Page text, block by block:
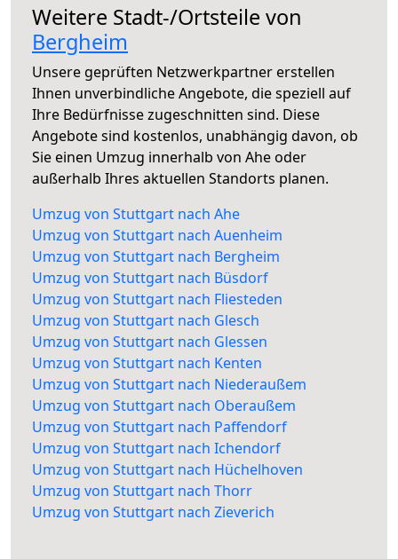
Weitere Stadt-/Ortsteile von
Bergheim
Unsere geprüften Netzwerkpartner erstellen
Ihnen unverbindliche Angebote, die speziell auf
Ihre Bedürfnisse zugeschnitten sind. Diese
Angebote sind kostenlos, unabhängig davon, ob
Sie einen Umzug innerhalb von Ahe oder
außerhalb Ihres aktuellen Standorts planen.
Umzug von Stuttgart nach Ahe
Umzug von Stuttgart nach Auenheim
Umzug von Stuttgart nach Bergheim
Umzug von Stuttgart nach Büsdorf
Umzug von Stuttgart nach Fliesteden
Umzug von Stuttgart nach Glesch
Umzug von Stuttgart nach Glessen
Umzug von Stuttgart nach Kenten
Umzug von Stuttgart nach Niederaußem
Umzug von Stuttgart nach Oberaußem
Umzug von Stuttgart nach Paffendorf
Umzug von Stuttgart nach Ichendorf
Umzug von Stuttgart nach Hüchelhoven
Umzug von Stuttgart nach Thorr
Umzug von Stuttgart nach Zieverich